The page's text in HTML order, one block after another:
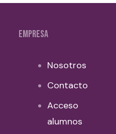
EMPRESA
Nosotros
Contacto
Acceso
alumnos